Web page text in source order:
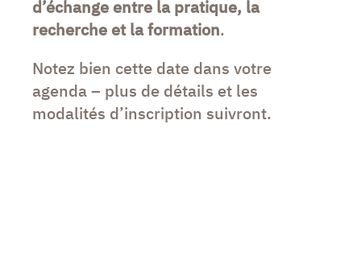
d’échange entre la pratique, la
recherche et la formation.
Notez bien cette date dans votre
agenda – plus de détails et les
modalités d’inscription suivront.